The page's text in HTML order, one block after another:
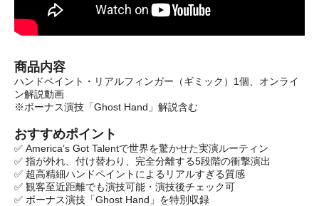
商品内容
ハンドペイント・リアルフィンガー（ギミック）1個、オンライ
ン解説動画
※ボーナス演技「Ghost Hand」解説含む
おすすめポイント
✅ America’s Got Talentで世界を驚かせた実演ルーティン
✅ 指が外れ、付け替わり、完全分離する5段階の衝撃演出
✅ 超高精細ハンドペイントによるリアルすぎる質感
✅ 観客至近距離でも演技可能・演技後チェック可
✅ ボーナス演技「Ghost Hand」を特別収録